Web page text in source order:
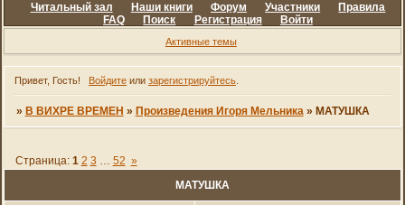
Читальный зал Наши книги Форум Участники
Правила
FAQ
Поиск Регистрация Войти
Активные темы
Привет, Гость! Войдитеили зарегистрируйтесь.
» В ВИХРЕ ВРЕМЕН » Произведения Игоря Мельника » МАТУШКА
МАТУШКА
Страница: 1 2 3 … 52 »